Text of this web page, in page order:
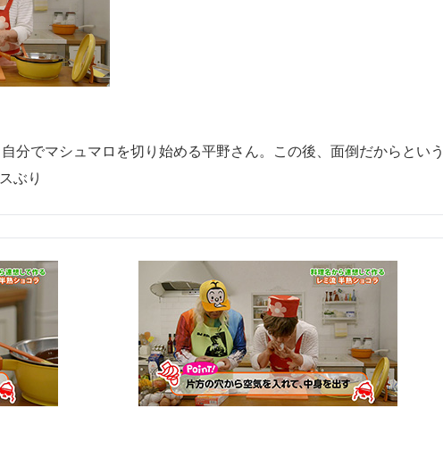
分でマシュマロを切り始める平野さん。この後、面倒だからという
ぶり